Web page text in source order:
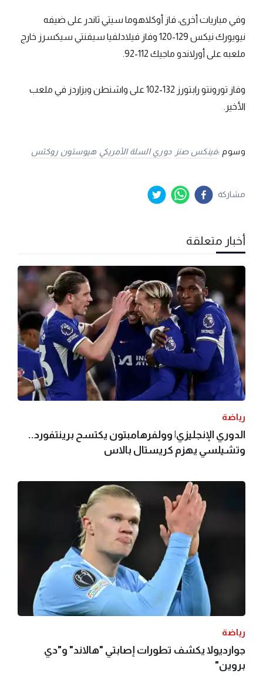
وفي مباريات أخرى، فاز أوكلاهوما سيتي ثاندر على ضيفه
نيويورك نيكس 129-120 وفاز فيلادلفيا سيفنتي سيكسرز خارج
ملعبه على أورلاندو ماجيك 112-92.
وفاز تورونتو رابتورز 132-102 على واشنطن ويزاردز في ملعب
الأخير.
وسوم :فينكس صنز دوري السلة الأمريكي هيوستون روكتس
مشاركة
أخبار متعلقة
رياضة
الدوري الإنجليزي| وولفرهامبتون يكتسح برينتفورد..
وتشيلسي يهزم كريستال بالاس
رياضة
جوارديولا يكشف تطورات إصابتي "هالاند" و"دي
بروين"